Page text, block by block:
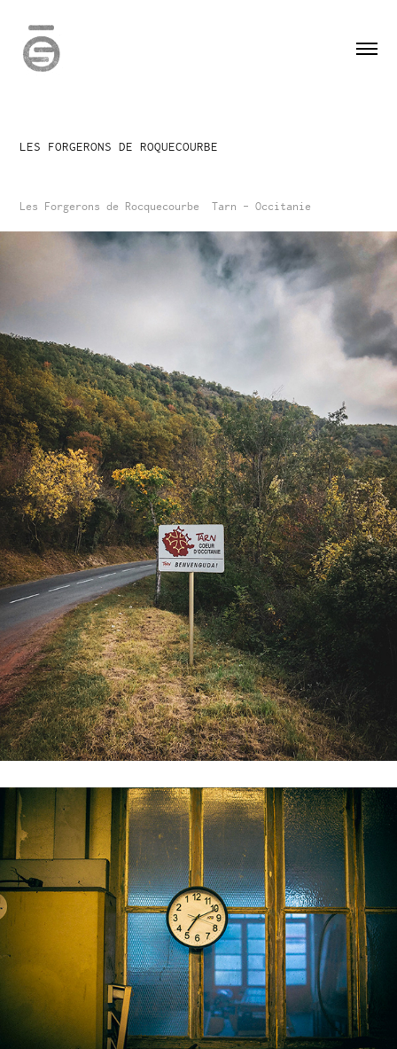
LES FORGERONS DE ROQUECOURBE
Les Forgerons de Rocquecourbe Tarn - Occitanie